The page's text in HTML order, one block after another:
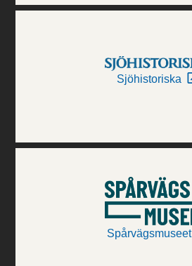
Sjöhistoriska
Spårvägsmuseet